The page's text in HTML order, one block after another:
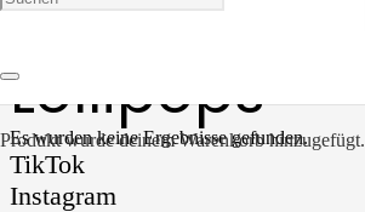
Produktwurde deinem Warenkorb hinzugefügt.
Lollipops
Es wurden keine Ergebnisse gefunden.
TikTok
Instagram